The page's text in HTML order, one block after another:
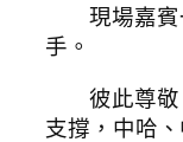
現場嘉
手。
彼此尊
支撐，中哈